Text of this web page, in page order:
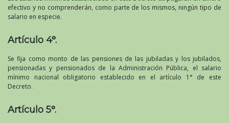
efectivo y no comprenderán, como parte de los mismos, ningún tipo de
salario en especie.
Artículo 4°.
Se fija como monto de las pensiones de las jubiladas y los jubilados,
pensionadas y pensionados de la Administración Pública, el salario
mínimo nacional obligatorio establecido en el artículo 1° de este
Decreto.
Artículo 5°.